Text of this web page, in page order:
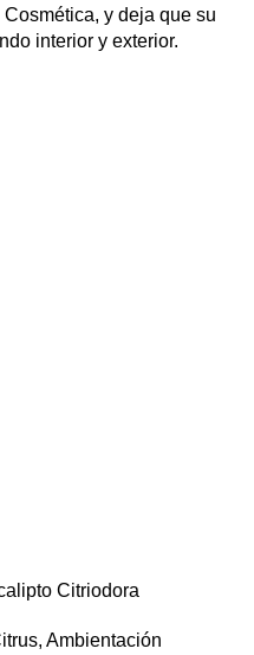
y deja que su
interior y exterior.
Citriodora
, Ambientación